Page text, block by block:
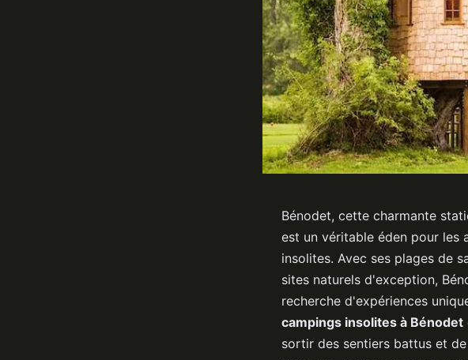
Bénodet, cette charmante
est un véritable éden pour les
insolites. Avec ses plages de
sites naturels d'exception,
recherche d'expériences
campings insolites à Bénodet
sortir des sentiers battus et